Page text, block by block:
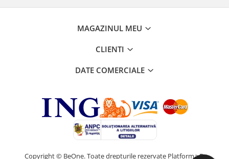
MAGAZINUL MEU
CLIENTI
DATE COMERCIALE
Copyright © BeOne. Toate drepturile rezervate Platforma E-